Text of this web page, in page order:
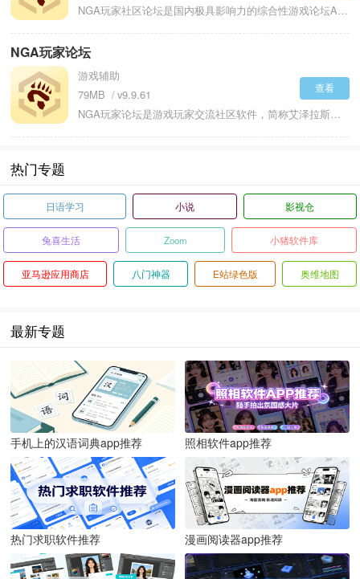
NGA玩家社区论坛是国内极具影响力的综合性游戏论坛APP，平台覆盖 PC 端、主机、手游等全游戏场景，细分板块极为详尽，从热门大作《魔兽世界》《英雄联盟》到小众独立游戏，均设有专属讨论区，甚至延伸至游戏内职业专精、副本机制等垂直领域。核心优势在于高质量原创内容生态，海量资深玩家、行业从业者及内容创作者持续产出深度攻略、数据测评、赛事分析等优质内容，同时拓展了动漫、体育、IT 软硬件、汽车等生活娱乐板块，构建 “游戏 + 生活” 的多元交流场景。
NGA玩家论坛
游戏辅助
79MB
v9.9.61
NGA玩家论坛是游戏玩家交流社区软件，简称艾泽拉斯国家地理。发帖系统支持图文混排和视频嵌入及投票创建三种内容形式，搜索功能允许用户按照发布时间和回复数量对结果排序，查找攻略或讨论时可以过滤无关内容。收藏功能支持收藏感兴趣的版块和帖子，收藏后可以在个人中心快速访问。消息通知系统整合了帖子回复和私信及系统公告三类提醒，各类通知可以分别开启或关闭。草稿自动保存功能可以避免编辑过程中的内容丢失，重新打开时可以继续之前的编辑。每日签到和任务系统会发放虚拟货币奖励，获取的货币可以用于兑换论坛道具和游戏激活码。
查看
热门专题
日语学习 小说 影视仓
兔喜生活 Zoom 小猪软件库
亚马逊应用商店 八门神器 E站绿色版 奥维地图
最新专题
手机上的汉语词典app推荐 照相软件app推荐
热门求职软件推荐 漫画阅读器app推荐